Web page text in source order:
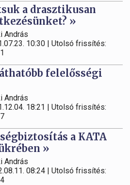
a drasztikusan
»
András
10:30 | Utolsó frissítés:
felelősségi
András
18:21 | Utolsó frissítés:
a KATA
»
András
08:24 | Utolsó frissítés: